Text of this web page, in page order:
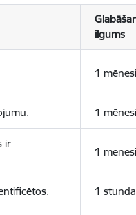
ilgums
1
1
ir
1
1 stunda